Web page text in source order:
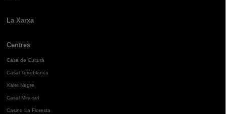
La Xarxa
Centres
Casa de Cultura
Casal Torreblanca
Xalet Negre
Casal Mira-sol
Casino La Floresta